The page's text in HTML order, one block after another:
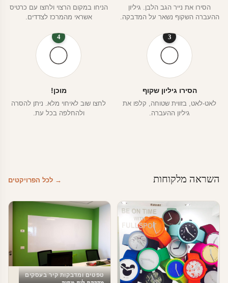
הסירו את נייר הגב הלבן. גיליון
ההעברה השקוף נשאר על המדבקה.
הניחו במקום הרצוי ולחצו עם כרטיס
אשראי מהמרכז לצדדים.
3
הסירו גיליון שקוף
לאט-לאט, בזווית שטוחה, קלפו את
גיליון ההעברה.
4
מוכן!
לחצו שוב לאיחוי מלא. ניתן להסרה
ולהחלפה בכל עת.
השראה מלקוחות → לכל הפרויקטים
טפטים ומדבקות קיר בעסקים